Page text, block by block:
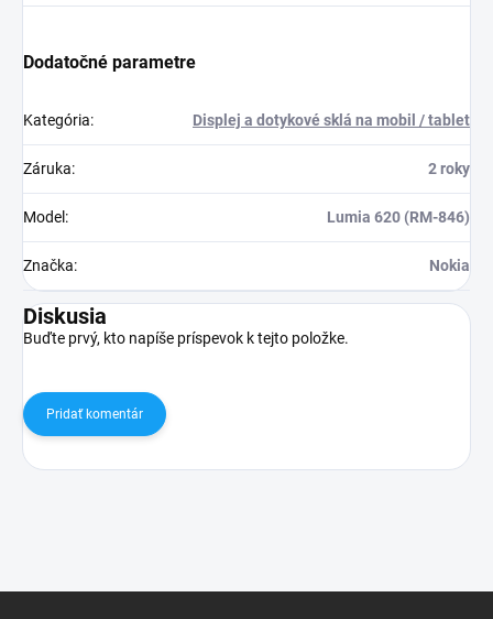
Dodatočné parametre
Kategória: Displej a dotykové sklá na mobil / tablet
Záruka: 2 roky
Model : Lumia 620 (RM-846)
Značka: Nokia
Diskusia
Buďte prvý, kto napíše príspevok k tejto položke.
Pridať komentár